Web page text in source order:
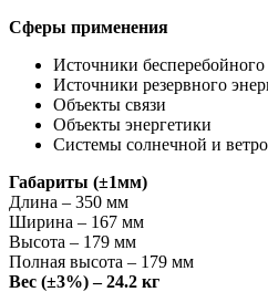
Cферы применения
Источники
Источники резервного
Объекты связи
Объекты энергетики
Системы солнечной и
Габариты (±1мм)
Длина – 350 мм
Ширина – 167 мм
Высота – 179 мм
Полная высота – 179 мм
Вес (±3%) – 24.2 кг